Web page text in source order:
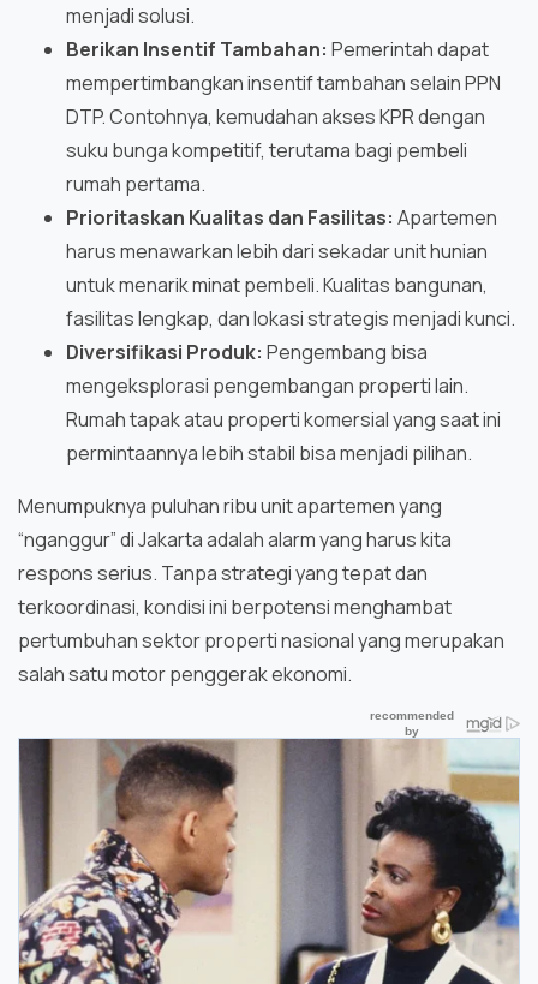
menjadi solusi.
Berikan Insentif Tambahan: Pemerintah dapat
mempertimbangkan insentif tambahan selain PPN
DTP. Contohnya, kemudahan akses KPR dengan
suku bunga kompetitif, terutama bagi pembeli
rumah pertama.
Prioritaskan Kualitas dan Fasilitas: Apartemen
harus menawarkan lebih dari sekadar unit hunian
untuk menarik minat pembeli. Kualitas bangunan,
fasilitas lengkap, dan lokasi strategis menjadi kunci.
Diversifikasi Produk: Pengembang bisa
mengeksplorasi pengembangan properti lain.
Rumah tapak atau properti komersial yang saat ini
permintaannya lebih stabil bisa menjadi pilihan.
Menumpuknya puluhan ribu unit apartemen yang
“nganggur” di Jakarta adalah alarm yang harus kita
respons serius. Tanpa strategi yang tepat dan
terkoordinasi, kondisi ini berpotensi menghambat
pertumbuhan sektor properti nasional yang merupakan
salah satu motor penggerak ekonomi.